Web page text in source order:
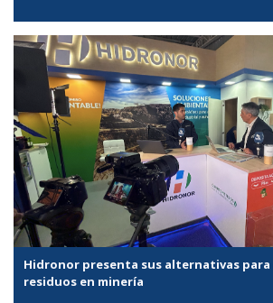
Hidronor presenta sus alternativas para
residuos en minería